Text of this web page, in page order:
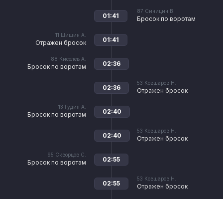
87 Синицин В.
Бросок по воротам
01:41
11 Шишин А.
Отражен бросок 01:41
88 Киселев А.
Бросок по воротам 02:36
53 Ковшаров Н.
Отражен бросок
02:36
13 Гудин А.
Бросок по воротам 02:40
53 Ковшаров Н.
Отражен бросок
02:40
95 Скворцов С.
Бросок по воротам 02:55
53 Ковшаров Н.
Отражен бросок
02:55